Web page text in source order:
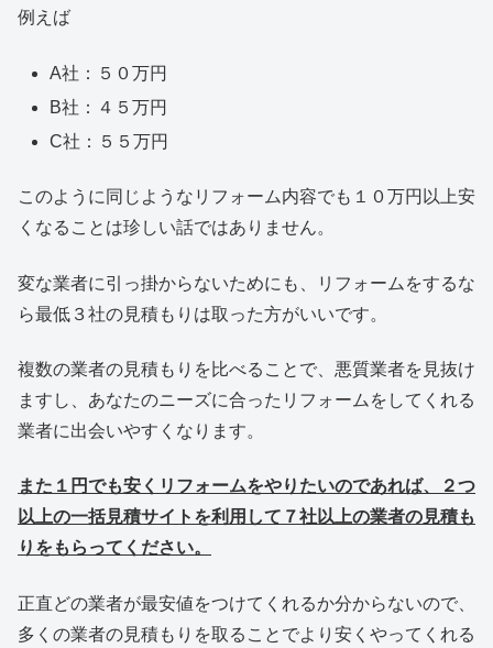
例えば
A社：５０万円
B社：４５万円
C社：５５万円
このように同じようなリフォーム内容でも１０万円以上安
くなることは珍しい話ではありません。
変な業者に引っ掛からないためにも、リフォームをするな
ら最低３社の見積もりは取った方がいいです。
複数の業者の見積もりを比べることで、悪質業者を見抜け
ますし、あなたのニーズに合ったリフォームをしてくれる
業者に出会いやすくなります。
また１円でも安くリフォームをやりたいのであれば、２つ
以上の一括見積サイトを利用して７社以上の業者の見積も
りをもらってください。
正直どの業者が最安値をつけてくれるか分からないので、
多くの業者の見積もりを取ることでより安くやってくれる